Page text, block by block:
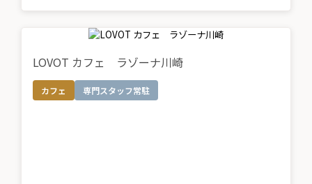
LOVOT カフェ ラゾーナ川崎
カフェ 専門スタッフ常駐